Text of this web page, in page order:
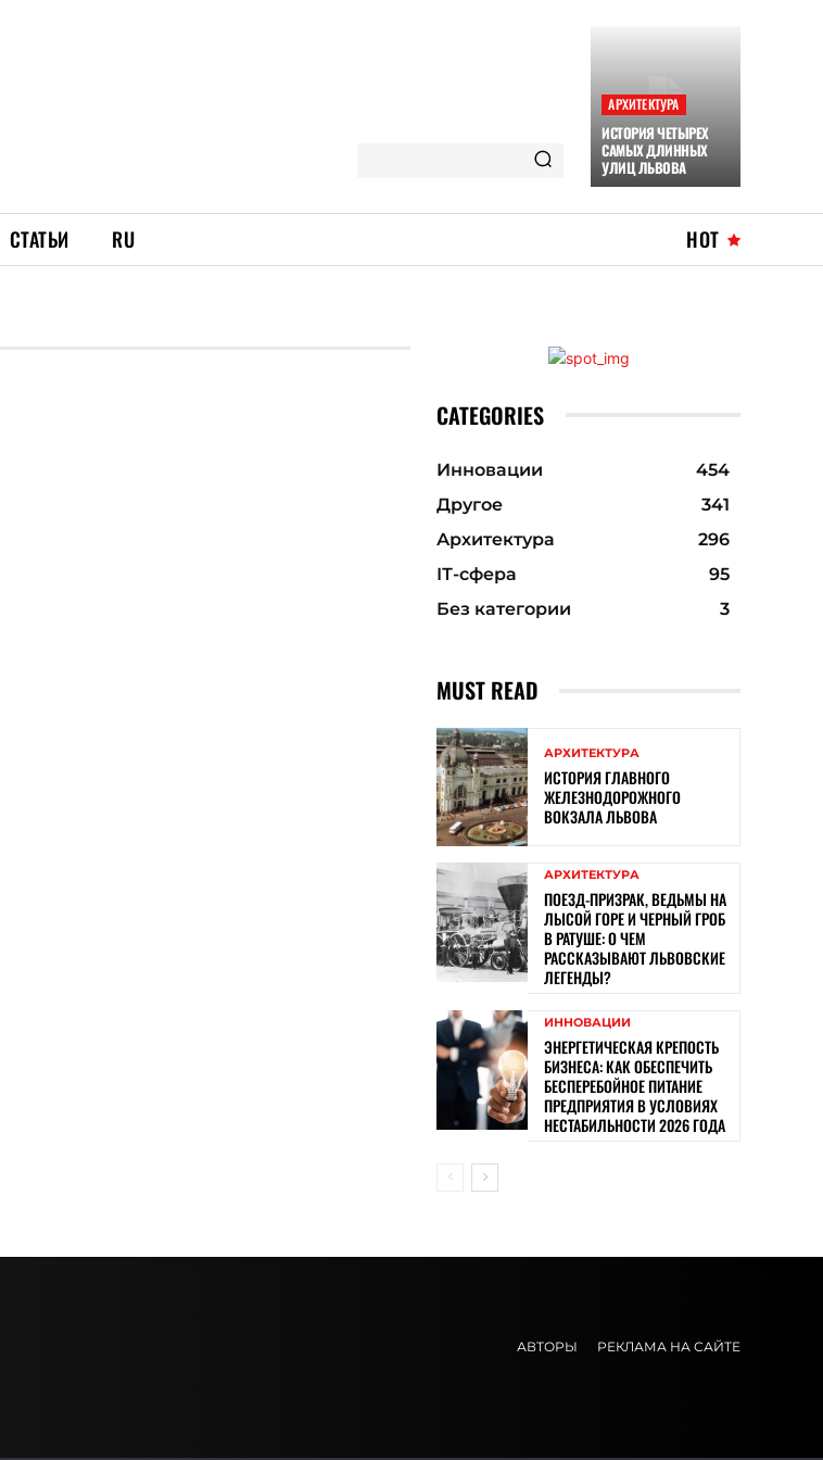
АРХИТЕКТУРА
ИСТОРИЯ ЧЕТЫРЕХ
САМЫХ ДЛИННЫХ
УЛИЦ ЛЬВОВА
СТАТЬИ RU HOT
CATEGORIES
Инновации
454
Другое
341
Архитектура
296
ІТ-сфера
95
Без категории
3
MUST READ
АРХИТЕКТУРА
ИСТОРИЯ ГЛАВНОГО
ЖЕЛЕЗНОДОРОЖНОГО
ВОКЗАЛА ЛЬВОВА
АРХИТЕКТУРА
ПОЕЗД-ПРИЗРАК, ВЕДЬМЫ НА
ЛЫСОЙ ГОРЕ И ЧЕРНЫЙ ГРОБ
В РАТУШЕ: О ЧЕМ
РАССКАЗЫВАЮТ ЛЬВОВСКИЕ
ЛЕГЕНДЫ?
ИННОВАЦИИ
ЭНЕРГЕТИЧЕСКАЯ КРЕПОСТЬ
БИЗНЕСА: КАК ОБЕСПЕЧИТЬ
БЕСПЕРЕБОЙНОЕ ПИТАНИЕ
ПРЕДПРИЯТИЯ В УСЛОВИЯХ
НЕСТАБИЛЬНОСТИ 2026 ГОДА
АВТОРЫ РЕКЛАМА НА САЙТЕ